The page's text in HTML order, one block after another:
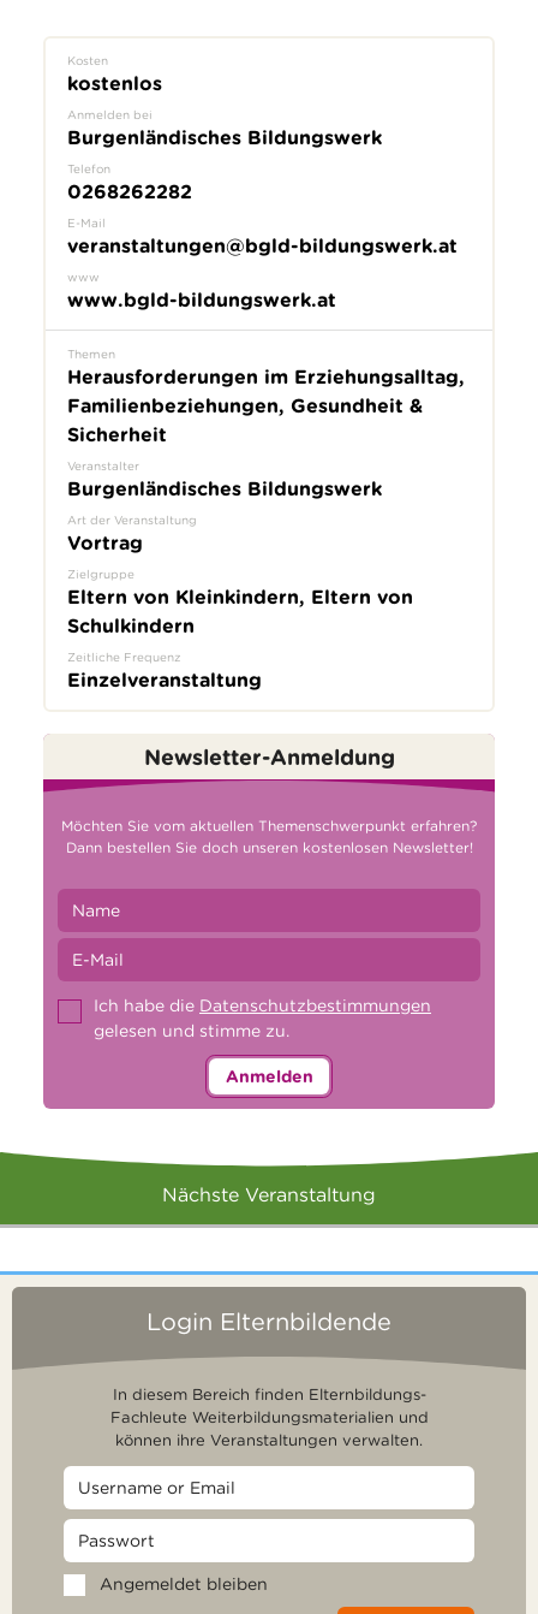
Kosten
kostenlos
Anmelden bei
Burgenländisches Bildungswerk
Telefon
0268262282
E-Mail
veranstaltungen@bgld-bildungswerk.at
www
www.bgld-bildungswerk.at
Themen
Herausforderungen im Erziehungsalltag,
Familienbeziehungen, Gesundheit &
Sicherheit
Veranstalter
Burgenländisches Bildungswerk
Art der Veranstaltung
Vortrag
Zielgruppe
Eltern von Kleinkindern, Eltern von
Schulkindern
Zeitliche Frequenz
Einzelveranstaltung
Newsletter-Anmeldung
Möchten Sie vom aktuellen Themenschwerpunkt erfahren?
Dann bestellen Sie doch unseren kostenlosen Newsletter!
Ich habe die Datenschutzbestimmungen
gelesen und stimme zu.
Anmelden
Nächste Veranstaltung
Login Elternbildende
In diesem Bereich finden Elternbildungs-
Fachleute Weiterbildungsmaterialien und
können ihre Veranstaltungen verwalten.
Angemeldet bleiben